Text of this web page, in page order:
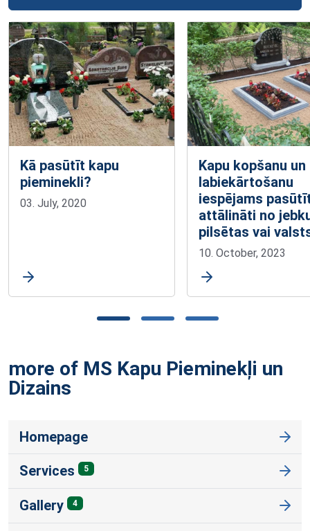
Kā pasūtīt kapu
pieminekli?
03. July, 2020
Kapu kopšanu un
labiekārtošanu
iespējams
attālināti no
pilsētas vai
10. October, 2023
more of MS Kapu Pieminekļi un
Dizains
Homepage
Services 5
Gallery 4